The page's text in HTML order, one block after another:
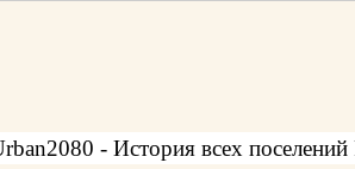
- История всех поселений